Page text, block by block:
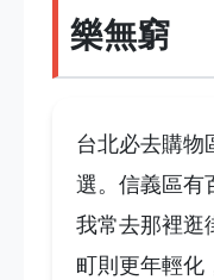
樂無窮
台北必去購物
選。信義區有
我常去那裡逛
町則更年輕化